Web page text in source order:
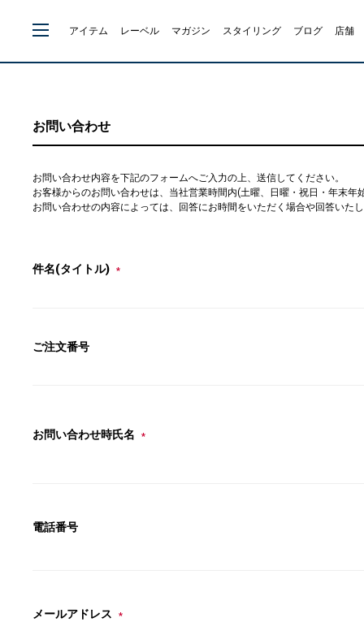
アイテム レーベル マガジン スタイリング ブログ 店舗
お問い合わせ
お問い合わせ内容を下記のフォームへご入力の上、送信してください。
お客様からのお問い合わせは、当社営業時間内(土曜、日曜・祝日・年末
お問い合わせの内容によっては、回答にお時間をいただく場合や回答いた
件名(タイトル) *
ご注文番号
お問い合わせ時氏名 *
電話番号
メールアドレス *